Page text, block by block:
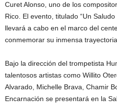
Curet Alonso, uno de los
Rico. El evento, titulado “Un
llevará a cabo en el marco del
conmemorar su inmensa
Bajo la dirección del trompetista
talentosos artistas como Willito
Alvarado, Michelle Brava, Chamir
Encarnación se presentará en la